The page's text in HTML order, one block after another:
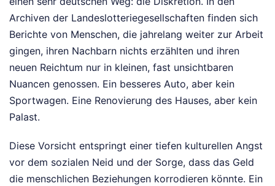
Archiven der Landeslotteriegesellschaften finden sich
Berichte von Menschen, die jahrelang weiter zur Arbeit
gingen, ihren Nachbarn nichts erzählten und ihren
neuen Reichtum nur in kleinen, fast unsichtbaren
Nuancen genossen. Ein besseres Auto, aber kein
Sportwagen. Eine Renovierung des Hauses, aber kein
Palast.
Diese Vorsicht entspringt einer tiefen kulturellen Angst
vor dem sozialen Neid und der Sorge, dass das Geld
die menschlichen Beziehungen korrodieren könnte. Ein